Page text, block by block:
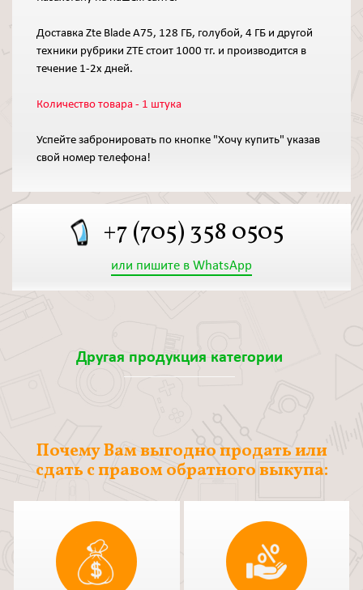
Доставка Zte Blade A75, 128 ГБ, голубой, 4 ГБ и другой
техники рубрики ZTE стоит 1000 тг. и производится в
течение 1-2х дней.
Количество товара - 1 штука
Успейте забронировать по кнопке "Хочу купить" указав
свой номер телефона!
+7 (705) 358 0505
или пишите в WhatsApp
Другая продукция категории
Почему Вам выгодно продать или
сдать с правом обратного выкупа: